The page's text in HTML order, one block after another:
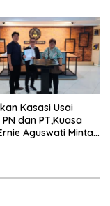
Kasasi Usai
dan PT,Kuasa
Aguswati Minta